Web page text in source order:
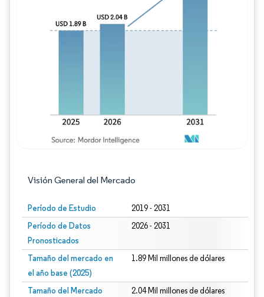
Visión General del Mercado
Período de Estudio 2019 - 2031
Período de Datos
Pronosticados
2026 - 2031
Tamaño del mercado en
el año base (2025)
1.89 Mil millones de dólares
Tamaño del Mercado
2.04 Mil millones de dólares